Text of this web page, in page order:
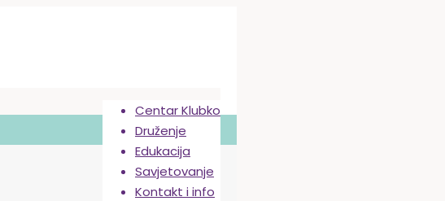
Centar Klubko
Druženje
Edukacija
Savjetovanje
Kontakt i info